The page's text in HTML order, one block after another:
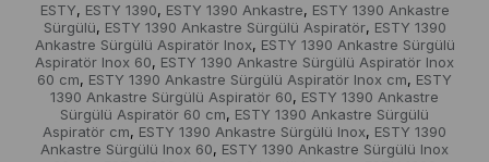
ESTY, ESTY 1390, ESTY 1390 Ankastre, ESTY 1390 Ankastre
Sürgülü, ESTY 1390 Ankastre Sürgülü Aspiratör, ESTY 1390
Ankastre Sürgülü Aspiratör Inox, ESTY 1390 Ankastre Sürgülü
Aspiratör Inox 60, ESTY 1390 Ankastre Sürgülü Aspiratör Inox
60 cm, ESTY 1390 Ankastre Sürgülü Aspiratör Inox cm, ESTY
1390 Ankastre Sürgülü Aspiratör 60, ESTY 1390 Ankastre
Sürgülü Aspiratör 60 cm, ESTY 1390 Ankastre Sürgülü
Aspiratör cm, ESTY 1390 Ankastre Sürgülü Inox, ESTY 1390
Ankastre Sürgülü Inox 60, ESTY 1390 Ankastre Sürgülü Inox